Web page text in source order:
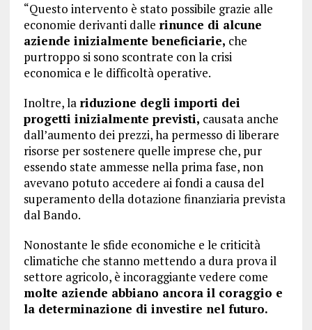
“Questo intervento è stato possibile grazie alle
economie derivanti dalle rinunce di alcune
aziende inizialmente beneficiarie, che
purtroppo si sono scontrate con la crisi
economica e le difficoltà operative.
Inoltre, la riduzione degli importi dei
progetti inizialmente previsti, causata anche
dall’aumento dei prezzi, ha permesso di liberare
risorse per sostenere quelle imprese che, pur
essendo state ammesse nella prima fase, non
avevano potuto accedere ai fondi a causa del
superamento della dotazione finanziaria prevista
dal Bando.
Nonostante le sfide economiche e le criticità
climatiche che stanno mettendo a dura prova il
settore agricolo, è incoraggiante vedere come
molte aziende abbiano ancora il coraggio e
la determinazione di investire nel futuro.